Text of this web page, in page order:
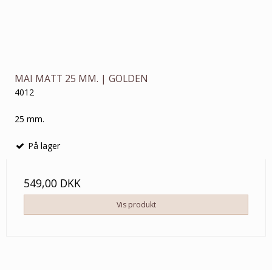
MAI MATT 25 MM. | GOLDEN
4012
25 mm.
På lager
549,00 DKK
Vis produkt